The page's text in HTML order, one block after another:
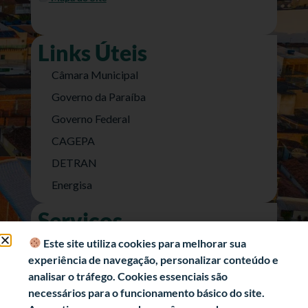
Links Úteis
Câmara Municipal
Governo da Paraíba
Governo Federal
CAGEPA
DETRAN
Energisa
Serviços
Nota Fiscal Eletrônica
e-SIC (Acesso a Informação)
Transparência Fiscal
Este site utiliza cookies para melhorar sua
experiência de navegação, personalizar conteúdo e
analisar o tráfego. Cookies essenciais são
necessários para o funcionamento básico do site.